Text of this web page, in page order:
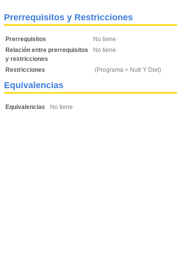
Prerrequisitos y Restricciones
Prerrequisitos
No tiene
Relación entre prerrequisitos
y restricciones
No tiene
Restricciones (Programa = Nutr Y Diet)
Equivalencias
Equivalencias No tiene